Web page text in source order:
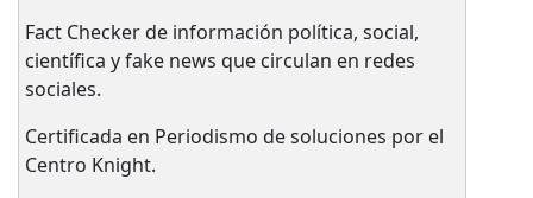
Fact Checker de información política, social,
científica y fake news que circulan en redes
sociales.
Certificada en Periodismo de soluciones por el
Centro Knight.